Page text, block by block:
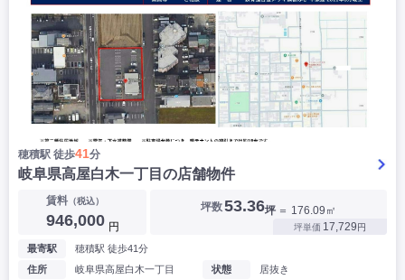
穂積駅 徒歩41分
岐阜県高屋白木一丁目の店舗物件
賃料（税込）
946,000 円
坪数53.36坪 ＝ 176.09㎡
坪単価 17,729円
最寄駅
穂積駅 徒歩41分
住所
岐阜県高屋白木一丁目
状態
居抜き